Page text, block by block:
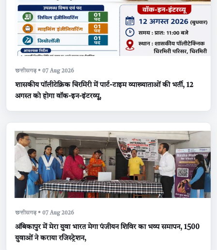
छत्तीसगढ़ • 07 Aug 2026
शासकीय पॉलीटेक्निक चिरमिरी में पार्ट-टाइम व्याख्याताओं की भर्ती, 12
अगस्त को होगा वॉक-इन-इंटरव्यू,
छत्तीसगढ़ • 07 Aug 2026
अंबिकापुर में मेरा युवा भारत मेगा पंजीयन शिविर का भव्य समापन, 1500
युवाओं ने कराया रजिस्ट्रेशन,